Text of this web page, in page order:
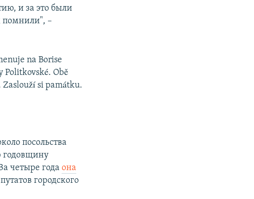
и за это были
помнили", –
na Borise
Politkovské. Obě
Zaslouží si památku.
посольства
годовщину
четыре годаона
городского